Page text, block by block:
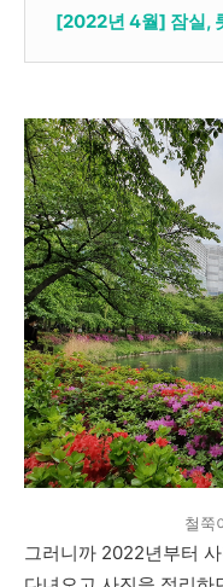
[2022년 4월] 잠실,
철쭉
그러니까 2022년부터